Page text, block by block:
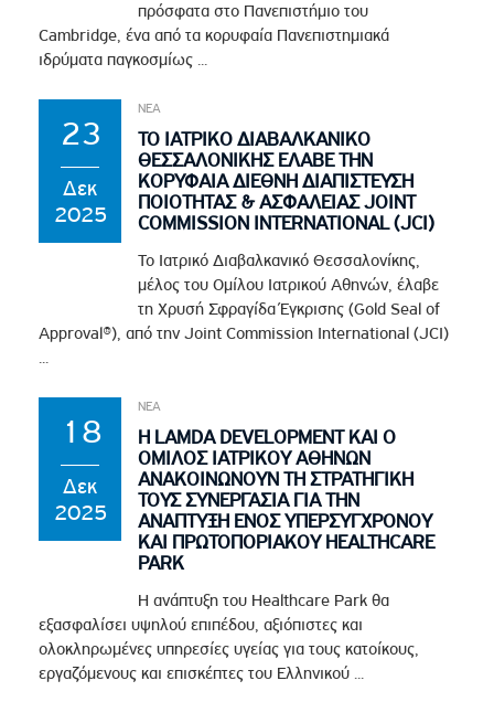
πρόσφατα στο Πανεπιστήμιο του
Cambridge, ένα από τα κορυφαία Πανεπιστημιακά
ιδρύματα παγκοσμίως ...
23
Δεκ
2025
ΝΕΑ
ΤΟ ΙΑΤΡΙΚΌ ΔΙΑΒΑΛΚΑΝΙΚΌ
ΘΕΣΣΑΛΟΝΊΚΗΣ ΈΛΑΒΕ ΤΗΝ
ΚΟΡΥΦΑΊΑ ΔΙΕΘΝΉ ΔΙΑΠΊΣΤΕΥΣΗ
ΠΟΙΌΤΗΤΑΣ & ΑΣΦΆΛΕΙΑΣ JOINT
COMMISSION INTERNATIONAL (JCI)
Το Ιατρικό Διαβαλκανικό Θεσσαλονίκης,
μέλος του Ομίλου Ιατρικού Αθηνών, έλαβε
τη Χρυσή Σφραγίδα Έγκρισης (Gold Seal of
Approval®), από την Joint Commission International (JCI)
...
18
Δεκ
2025
ΝΕΑ
Η LAMDA DEVELOPMENT ΚΑΙ Ο
ΌΜΙΛΟΣ ΙΑΤΡΙΚΟΎ ΑΘΗΝΏΝ
ΑΝΑΚΟΙΝΏΝΟΥΝ ΤΗ ΣΤΡΑΤΗΓΙΚΉ
ΤΟΥΣ ΣΥΝΕΡΓΑΣΊΑ ΓΙΑ ΤΗΝ
ΑΝΆΠΤΥΞΗ ΕΝΌΣ ΥΠΕΡΣΎΓΧΡΟΝΟΥ
ΚΑΙ ΠΡΩΤΟΠΟΡΙΑΚΟΎ HEALTHCARE
PARK
Η ανάπτυξη του Healthcare Park θα
εξασφαλίσει υψηλού επιπέδου, αξιόπιστες και
ολοκληρωμένες υπηρεσίες υγείας για τους κατοίκους,
εργαζόμενους και επισκέπτες του Ελληνικού ...